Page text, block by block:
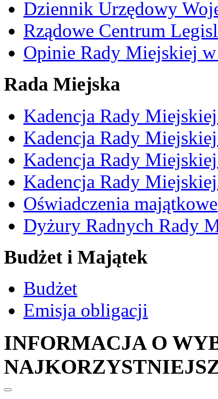
Dziennik Urzędowy
Rządowe Centrum
Opinie Rady Miejskiej w
Rada Miejska
Kadencja Rady
Kadencja Rady
Kadencja Rady
Kadencja Rady
Oświadczenia majątkowe
Dyżury Radnych Rady
Budżet i Majątek
Budżet
Emisja obligacji
INFORMACJA O